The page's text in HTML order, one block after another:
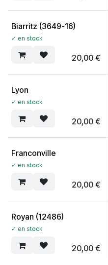
Biarritz (3649-16)
✓ en stock
20,00€
Lyon
✓ en stock
20,00€
Franconville
✓ en stock
20,00€
Royan (12486)
✓ en stock
20,00€